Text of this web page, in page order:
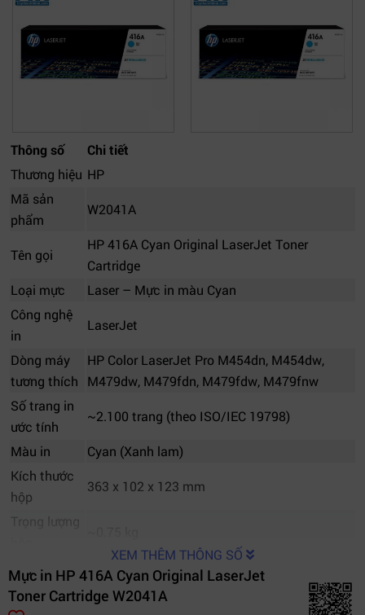
Thông số
Chi tiết
Thương hiệu HP
Mã sản
phẩm
W2041A
Tên gọi
HP 416A Cyan Original LaserJet Toner
Cartridge
Loại mực
Laser – Mực in màu Cyan
Công nghệ
in
LaserJet
Dòng máy
tương thích
HP Color LaserJet Pro M454dn, M454dw,
M479dw, M479fdn, M479fdw, M479fnw
Số trang in
ước tính
~2.100 trang (theo ISO/IEC 19798)
Màu in
Cyan (Xanh lam)
Kích thước
hộp
363 x 102 x 123 mm
Trọng lượng
Bảo hành Chính hãng HP, 1 đổi 1 nếu lỗi kỹ thuật
XEM THÊM THÔNG SỐ
Mực in HP 416A Cyan Original LaserJet
Toner Cartridge W2041A